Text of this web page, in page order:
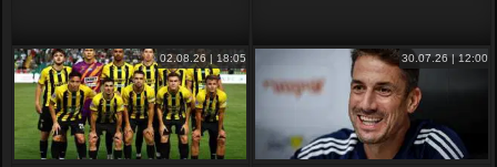
02.08.26 | 18:05 30.07.26 | 12:00